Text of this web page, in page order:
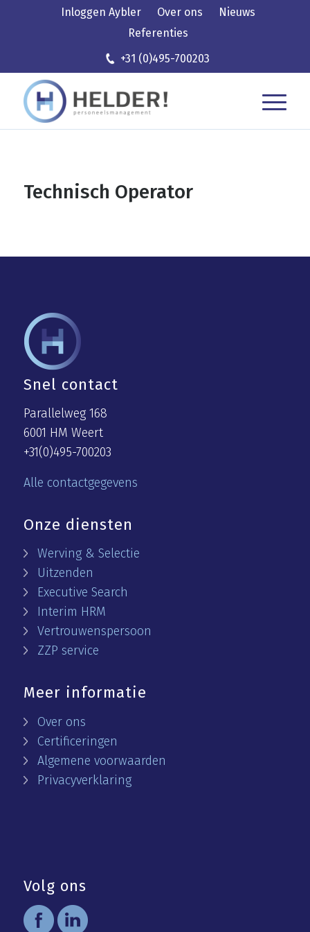
Inloggen Aybler Over ons
Nieuws
Referenties
+31 (0)495-700203
Technisch Operator
Snel contact
Parallelweg 168
6001 HM Weert
+31(0)495-700203
Alle contactgegevens
Onze diensten
Werving & Selectie
Uitzenden
Executive Search
Interim HRM
Vertrouwenspersoon
ZZP service
Meer informatie
Over ons
Certificeringen
Algemene voorwaarden
Privacyverklaring
Volg ons